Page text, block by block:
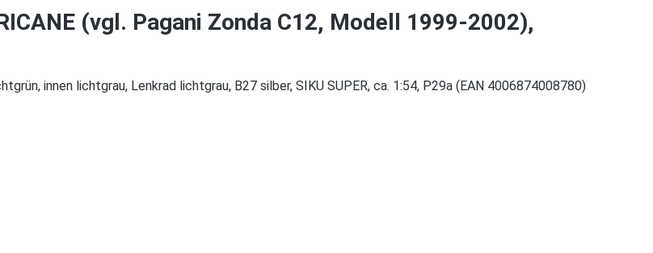
(vgl. Pagani Zonda C12, Modell 1999-2002),
innen lichtgrau, Lenkrad lichtgrau, B27 silber, SIKU SUPER, ca. 1:54, P29a (EAN 4006874008780)